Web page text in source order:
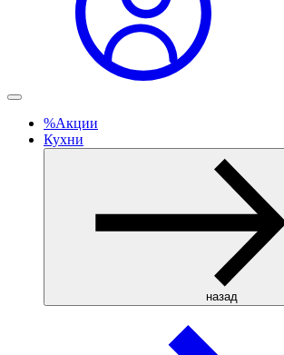
%Акции
Кухни
назад